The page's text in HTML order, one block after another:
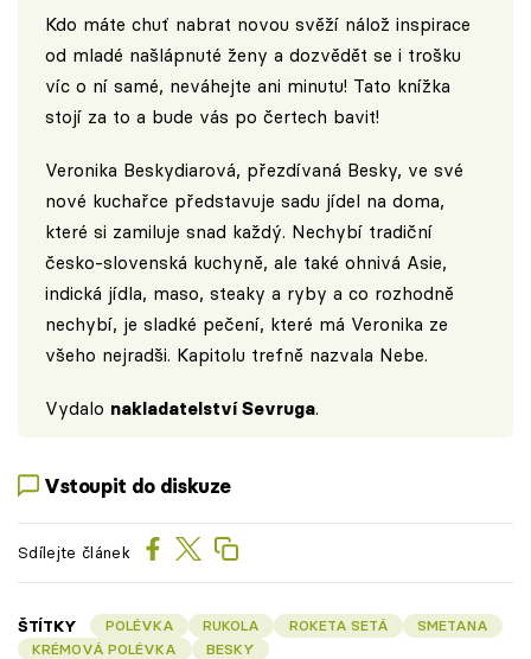
Kdo máte chuť nabrat novou svěží nálož inspirace
od mladé našlápnuté ženy a dozvědět se i trošku
víc o ní samé, neváhejte ani minutu! Tato knížka
stojí za to a bude vás po čertech bavit!
Veronika Beskydiarová, přezdívaná Besky, ve své
nové kuchařce představuje sadu jídel na doma,
které si zamiluje snad každý. Nechybí tradiční
česko-slovenská kuchyně, ale také ohnivá Asie,
indická jídla, maso, steaky a ryby a co rozhodně
nechybí, je sladké pečení, které má Veronika ze
všeho nejradši. Kapitolu trefně nazvala Nebe.
Vydalo nakladatelství Sevruga.
Vstoupit do diskuze
Sdílejte článek
ŠTÍTKY POLÉVKA RUKOLA ROKETA SETÁ
SMETANA
KRÉMOVÁ POLÉVKA
BESKY